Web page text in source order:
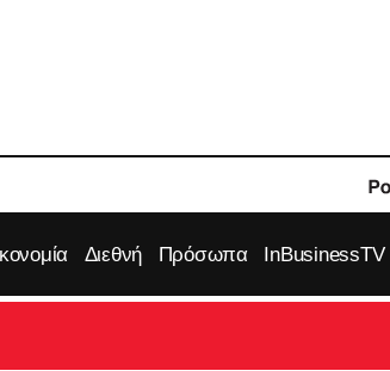
Διεθνή Πρόσωπα InBusinessTV